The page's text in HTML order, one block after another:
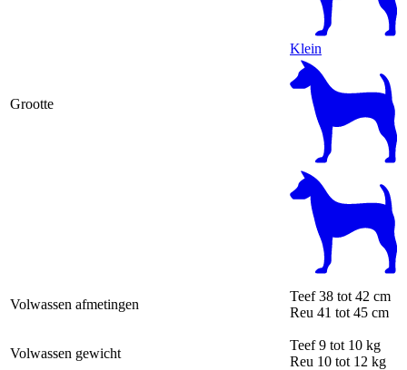
Grootte
Klein
Volwassen afmetingen
Teef 38 tot 42 cm
Reu 41 tot 45 cm
Volwassen gewicht
Teef 9 tot 10 kg
Reu 10 tot 12 kg